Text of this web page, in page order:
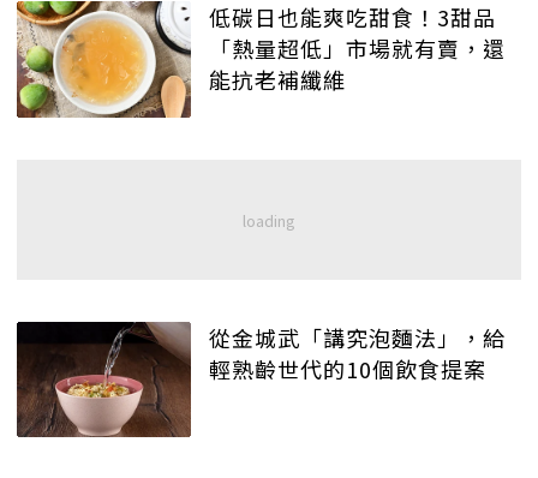
低碳日也能爽吃甜食！3甜品
「熱量超低」市場就有賣，還
能抗老補纖維
從金城武「講究泡麵法」，給
輕熟齡世代的10個飲食提案